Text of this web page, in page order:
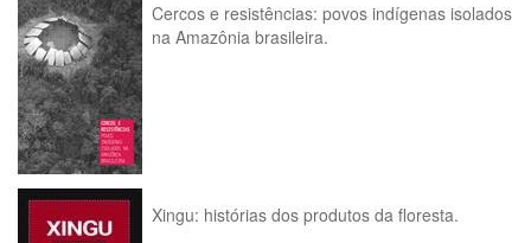
Cercos e resistências: povos indígenas isolados
na Amazônia brasileira.
Xingu: histórias dos produtos da floresta.